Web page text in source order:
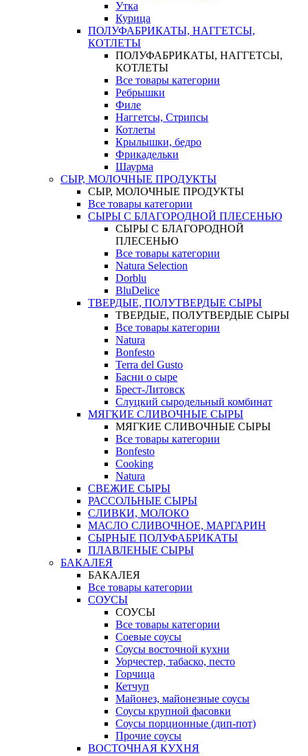
Утка
Курица
ПОЛУФАБРИКАТЫ, НАГГЕТСЫ,
КОТЛЕТЫ
ПОЛУФАБРИКАТЫ, НАГГЕТСЫ,
КОТЛЕТЫ
Все товары категории
Ребрышки
Филе
Наггетсы, Стрипсы
Котлеты
Крылышки, бедро
Фрикадельки
Шаурма
СЫР, МОЛОЧНЫЕ ПРОДУКТЫ
СЫР, МОЛОЧНЫЕ ПРОДУКТЫ
Все товары категории
СЫРЫ С БЛАГОРОДНОЙ ПЛЕСЕНЬЮ
СЫРЫ С БЛАГОРОДНОЙ
ПЛЕСЕНЬЮ
Все товары категории
Natura Selection
Dorblu
BluDelice
ТВЕРДЫЕ, ПОЛУТВЕРДЫЕ СЫРЫ
ТВЕРДЫЕ, ПОЛУТВЕРДЫЕ СЫРЫ
Все товары категории
Natura
Bonfesto
Terra del Gusto
Басни о сыре
Брест-Литовск
Слуцкий сыродельный комбинат
МЯГКИЕ СЛИВОЧНЫЕ СЫРЫ
МЯГКИЕ СЛИВОЧНЫЕ СЫРЫ
Все товары категории
Bonfesto
Cooking
Natura
СВЕЖИЕ СЫРЫ
РАССОЛЬНЫЕ СЫРЫ
СЛИВКИ, МОЛОКО
МАСЛО СЛИВОЧНОЕ, МАРГАРИН
СЫРНЫЕ ПОЛУФАБРИКАТЫ
ПЛАВЛЕНЫЕ СЫРЫ
БАКАЛЕЯ
БАКАЛЕЯ
Все товары категории
СОУСЫ
СОУСЫ
Все товары категории
Соевые соусы
Соусы восточной кухни
Уорчестер, табаско, песто
Горчица
Кетчуп
Майонез, майонезные соусы
Соусы крупной фасовки
Соусы порционные (дип-пот)
Прочие соусы
ВОСТОЧНАЯ КУХНЯ